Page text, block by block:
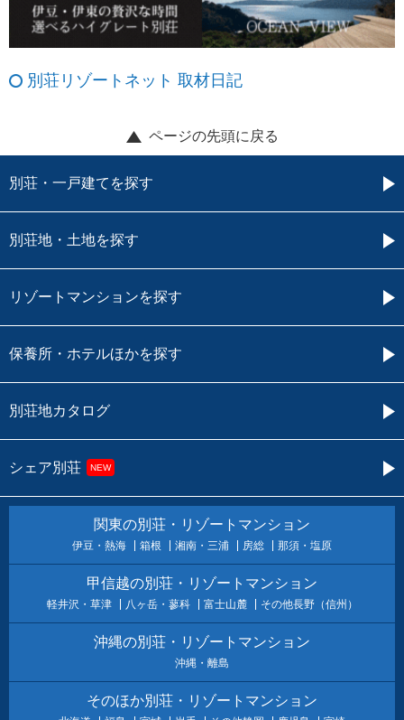
別荘リゾートネット 取材日記
ページの先頭に戻る
別荘・一戸建てを探す
別荘地・土地を探す
リゾートマンションを探す
保養所・ホテルほかを探す
別荘地カタログ
シェア別荘 NEW
関東の別荘・リゾートマンション
伊豆・熱海 箱根 湘南・三浦 房総 那須・塩原
甲信越の別荘・リゾートマンション
軽井沢・草津 八ヶ岳・蓼科 富士山麓 その他長野（信州）
沖縄の別荘・リゾートマンション
沖縄・離島
そのほか別荘・リゾートマンション